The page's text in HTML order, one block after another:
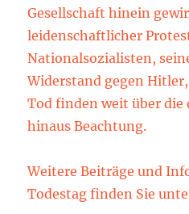
Gesellschaft hinein
leidenschaftlicher
Nationalsozialisten,
Widerstand gegen
Tod finden weit über die
hinaus Beachtung.
Weitere Beiträge und
Todestag finden Sie